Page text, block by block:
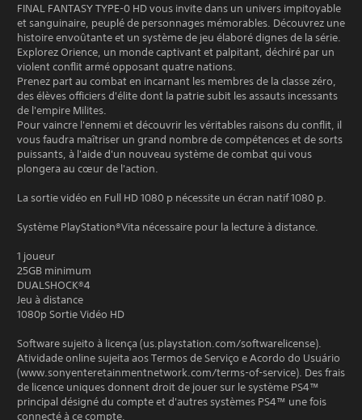
FINAL FANTASY TYPE-0 HD vous invite dans un univers impitoyable
et sanguinaire, peuplé de personnages mémorables. Découvrez une
histoire envoûtante et un système de jeu élaboré dignes de la série.
Explorez Orience, un monde captivant et palpitant, déchiré par un
violent conflit armé opposant quatre nations.
Prenez part au combat en incarnant les membres de la classe zéro,
des élèves officiers d'élite dont la patrie subit les assauts incessants
de l'empire Milites.
Pour vaincre l'ennemi et découvrir les véritables raisons du conflit, il
vous faudra maîtriser un grand nombre de compétences et de sorts
puissants, à l'aide d'un nouveau système de combat qui vous
plongera au cœur de l'action.
La sortie vidéo en Full HD 1080 p nécessite un écran natif 1080 p.
Système PlayStation®Vita nécessaire pour la lecture à distance.
1 joueur
25GB minimum
DUALSHOCK®4
Jeu à distance
1080p Sortie Vidéo HD
Software sujeito à licença (us.playstation.com/softwarelicense).
Atividade online sujeita aos Termos de Serviço e Acordo do Usuário
(www.sonyenteretainmentnetwork.com/terms-of-service). Des frais
de licence uniques donnent droit de jouer sur le système PS4™
principal désigné du compte et d'autres systèmes PS4™ une fois
connecté à ce compte.